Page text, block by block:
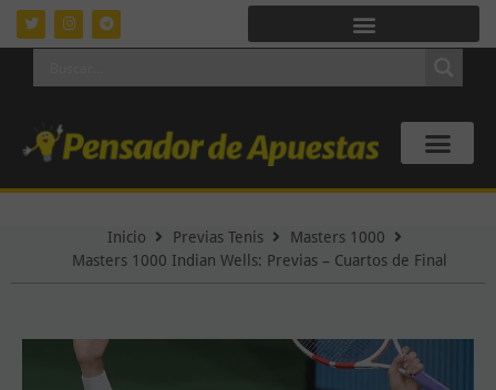
Inicio Previas Tenis
Masters 1000
Masters 1000 Indian Wells: Previas – Cuartos de Final